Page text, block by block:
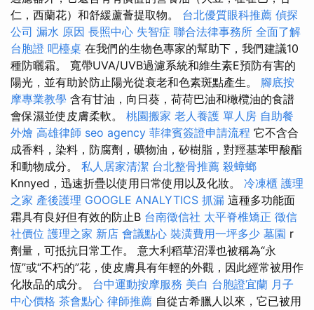
仁，西蘭花）和舒緩蘆薈提取物。 台北優質眼科推薦 偵探
公司 漏水 原因 長照中心 失智症 聯合法律事務所 全面了解
台胞證 吧檯桌 在我們的生物色專家的幫助下，我們建議10
種防曬霜。 寬帶UVA/UVB過濾系統和維生素E預防有害的
陽光，並有助於防止陽光從衰老和色素斑點產生。 腳底按
摩專業教學 含有甘油，向日葵，荷荷巴油和橄欖油的食譜
會保濕並使皮膚柔軟。 桃園搬家 老人養護 單人房 自助餐
外燴 高雄律師 seo agency 菲律賓簽證申請流程 它不含合
成香料，染料，防腐劑，礦物油，矽樹脂，對羥基苯甲酸酯
和動物成分。 私人居家清潔 台北整骨推薦 殺蟑螂
Knnyed，迅速折疊以使用日常使用以及化妝。 冷凍櫃 護理
之家 產後護理 GOOGLE ANALYTICS 抓漏 這種多功能面
霜具有良好但有效的防止B 台南徵信社 太平脊椎矯正 徵信
社價位 護理之家 新店 會議點心 裝潢費用一坪多少 墓園 r
劑量，可抵抗日常工作。 意大利稻草沼澤也被稱為“永
恆”或“不朽的”花，使皮膚具有年輕的外觀，因此經常被用作
化妝品的成分。 台中運動按摩服務 美白 台胞證宜蘭 月子
中心價格 茶會點心 律師推薦 自從古希臘人以來，它已被用